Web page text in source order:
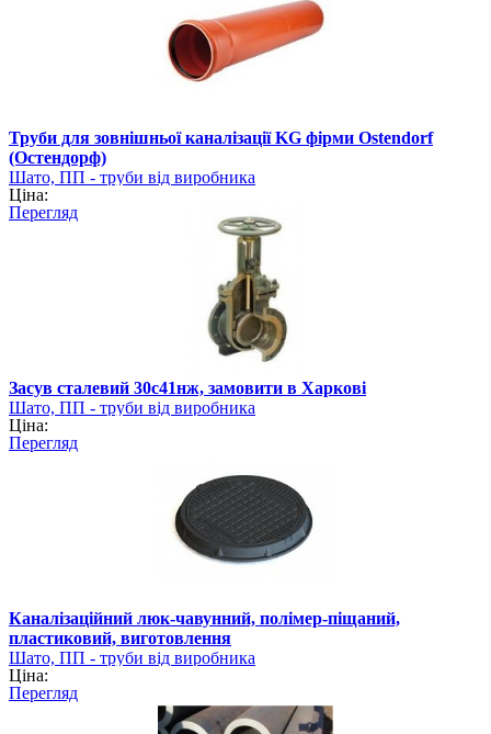
Труби для зовнішньої каналізації KG фірми Ostendorf
(Остендорф)
Шато, ПП - труби від виробника
Ціна:
Перегляд
Засув сталевий 30с41нж, замовити в Харкові
Шато, ПП - труби від виробника
Ціна:
Перегляд
Каналізаційний люк-чавунний, полімер-піщаний,
пластиковий, виготовлення
Шато, ПП - труби від виробника
Ціна:
Перегляд